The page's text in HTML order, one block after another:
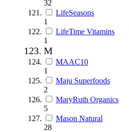
32
LifeSeasons
1
LifeTime Vitamins
1
M
MAAC10
1
Maju Superfoods
2
MaryRuth Organics
5
Mason Natural
28